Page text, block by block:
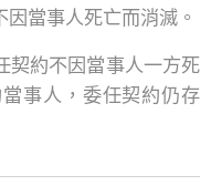
當事人死亡而消滅。
契約不因當事人一方死
事人，委任契約仍存